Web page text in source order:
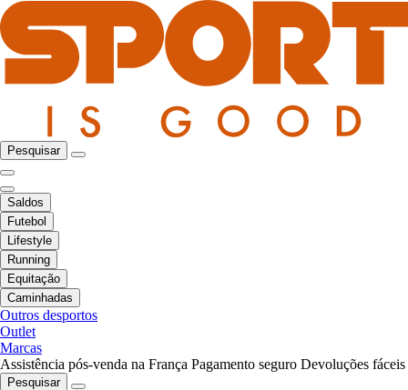
Pesquisar
Saldos
Futebol
Lifestyle
Running
Equitação
Caminhadas
Outros desportos
Outlet
Marcas
Assistência pós-venda na França Pagamento seguro Devoluções fáceis
Pesquisar